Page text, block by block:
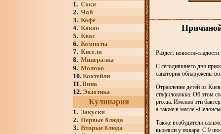
1. Соки
2. Чай
3. Кофе
4. Какао
5. Квас
6. Компоты
7. Кисели
8. Минералка
9. Молоко
10. Коктейли
11. Вина
12. Экзотика
Кулинария
1. Закуски
2. Первые блюда
3. Вторые блюда
Раздел: новости-сладости
С сегодняшнего дня
санатория обнаружены
Отравление детей из
стафилококка. Об этом
pro.ua. Именно эти
а также в масле
Также возбудители
высеяли у повара. С 9